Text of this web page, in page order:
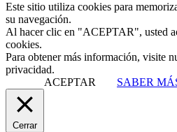
Este sitio utiliza cookies para
su navegación.
Al hacer clic en "ACEPTAR", usted
cookies.
Para obtener más información, visite
privacidad.
ACEPTAR
SABER
Cerrar